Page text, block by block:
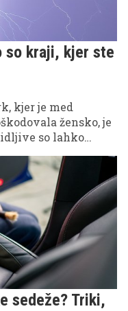
so kraji, kjer ste
kjer je med
žensko, je
so lahko
ki lahko v
med varnim
sedeže? Triki,